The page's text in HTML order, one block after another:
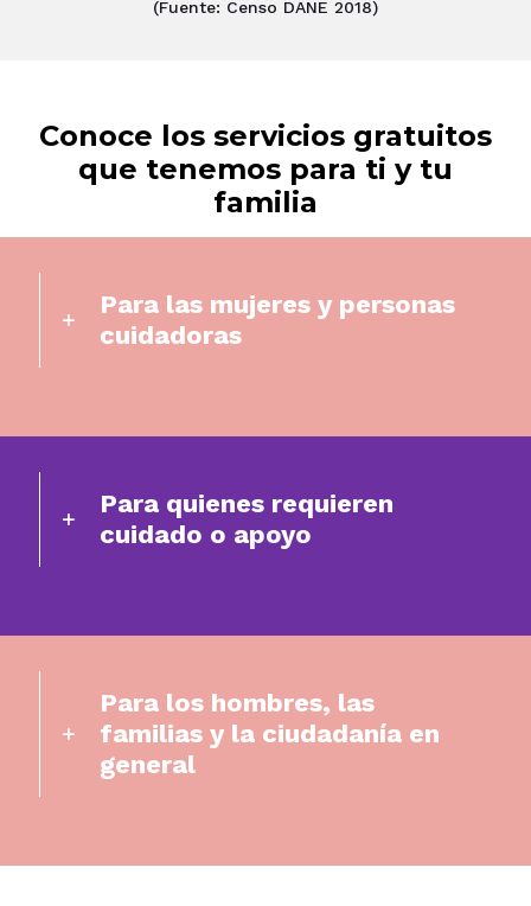
(Fuente: Censo DANE 2018)
Conoce los servicios gratuitos
que tenemos para ti y tu
familia
Para las mujeres y personas
cuidadoras
Para quienes requieren
cuidado o apoyo
Para los hombres, las
familias y la ciudadanía en
general